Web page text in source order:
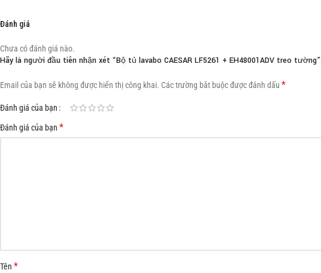
Đánh giá
Chưa có đánh giá nào.
Hãy là người đầu tiên nhận xét “Bộ tủ lavabo CAESAR LF5261 + EH48001ADV treo tường”
Email của bạn sẽ không được hiển thị công khai. Các trường bắt buộc được đánh dấu *
Đánh giá của bạn
Đánh giá của bạn *
Tên *